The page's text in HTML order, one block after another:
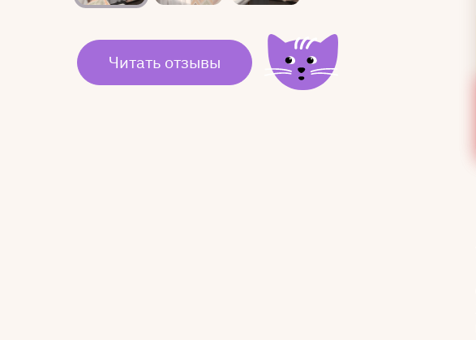
Читать отзывы